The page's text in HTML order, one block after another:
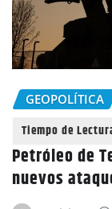
GEOPOLÍTICA
Petróleo de
nuevos